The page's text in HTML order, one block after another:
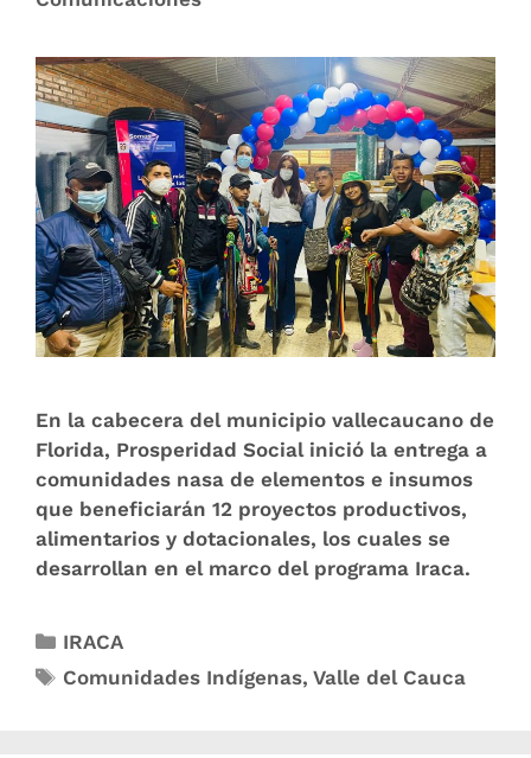
En la cabecera del municipio vallecaucano de
Florida, Prosperidad Social inició la entrega a
comunidades nasa de elementos e insumos
que beneficiarán 12 proyectos productivos,
alimentarios y dotacionales, los cuales se
desarrollan en el marco del programa Iraca.
IRACA
Comunidades Indígenas,Valle del Cauca